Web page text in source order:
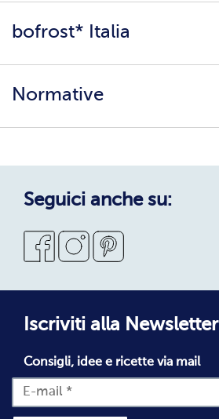
Presenta un amico
bofrost* Italia
Surgelati di qualità
Normative
Condizioni Generali di Vendita
Codice Etico
Segnalazioni Whistleblowing
Seguici anche su:
Iscriviti alla Newsletter
Consigli, idee e ricette via mail